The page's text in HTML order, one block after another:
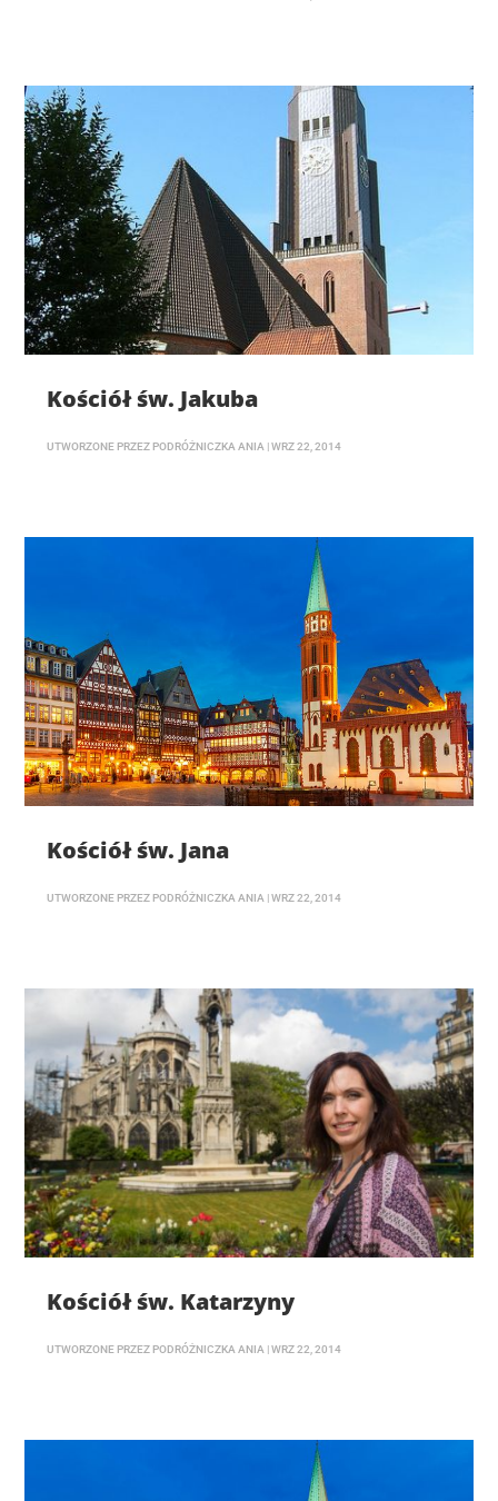
Kościół św. Jakuba
UTWORZONE PRZEZ PODRÓŻNICZKA ANIA |WRZ 22, 2014
Kościół św. Jana
UTWORZONE PRZEZ PODRÓŻNICZKA ANIA |WRZ 22, 2014
Kościół św. Katarzyny
UTWORZONE PRZEZ PODRÓŻNICZKA ANIA |WRZ 22, 2014